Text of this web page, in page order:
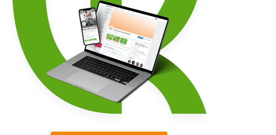
Термодженик Cloma
Pharma Laboratories
Methyldrene Original 25
ECA Stack
100 кап
Термодженик Nutrex
Research Lipo-6 Black
120 кап